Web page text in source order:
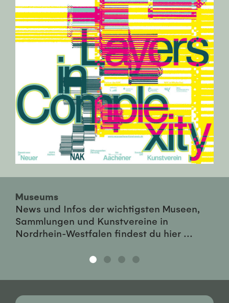
Museums
News und Infos der wichtigsten Museen,
Sammlungen und Kunstvereine in
Nordrhein-Westfalen findest du hier ...